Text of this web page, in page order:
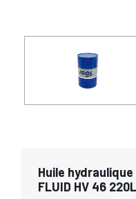
Huile hydraulique
FLUID HV 46